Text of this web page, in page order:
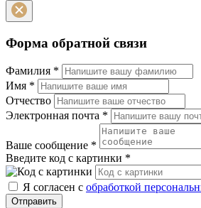
Форма обратной связи
Фамилия *
Имя *
Отчество
Электронная почта *
Ваше сообщение *
Введите код с картинки *
Я согласен с обработкой
Отправить